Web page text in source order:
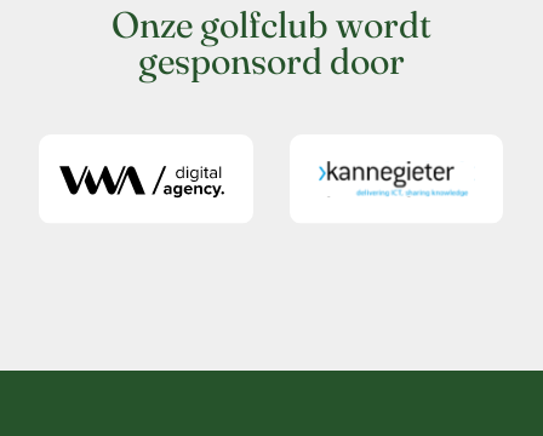
Onze golfclub wordt
gesponsord door